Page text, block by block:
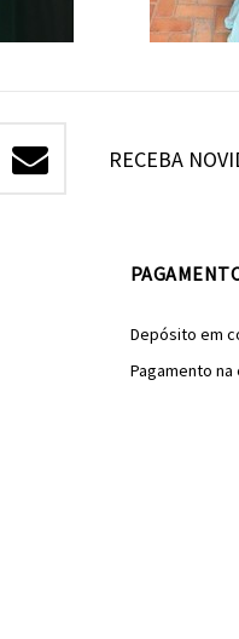
RECEBA
Depósito em
Pagamento